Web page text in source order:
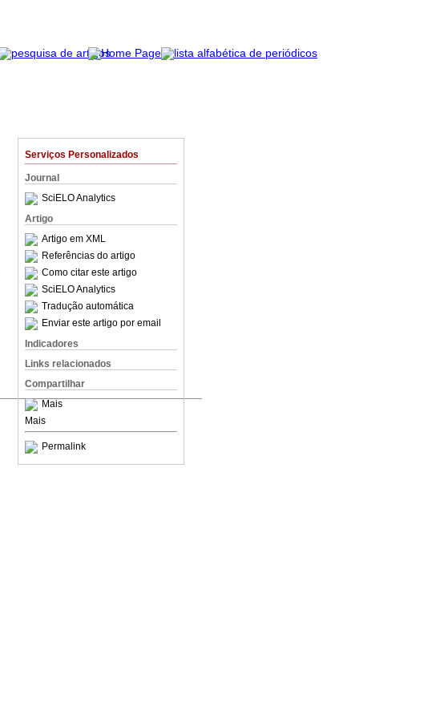
Serviços Personalizados
Journal
SciELO Analytics
Artigo
Artigo em XML
Referências do artigo
Como citar este artigo
SciELO Analytics
Tradução automática
Enviar este artigo por email
Indicadores
Links relacionados
Compartilhar
Mais
Mais
Permalink